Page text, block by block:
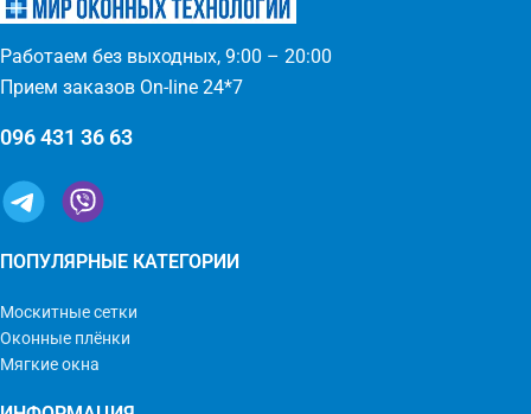
ломается - любые формы и
трапеция - проста в установке
(инструмент не нужен)
(автоматическое выдвижение)
- широкий выбор цвета по
Работаем без выходных, 9:00 – 20:00
Прием заказов On-line 24*7
096 431 36 63
ПОПУЛЯРНЫЕ КАТЕГОРИИ
Москитные сетки
Оконные плёнки
Мягкие окна